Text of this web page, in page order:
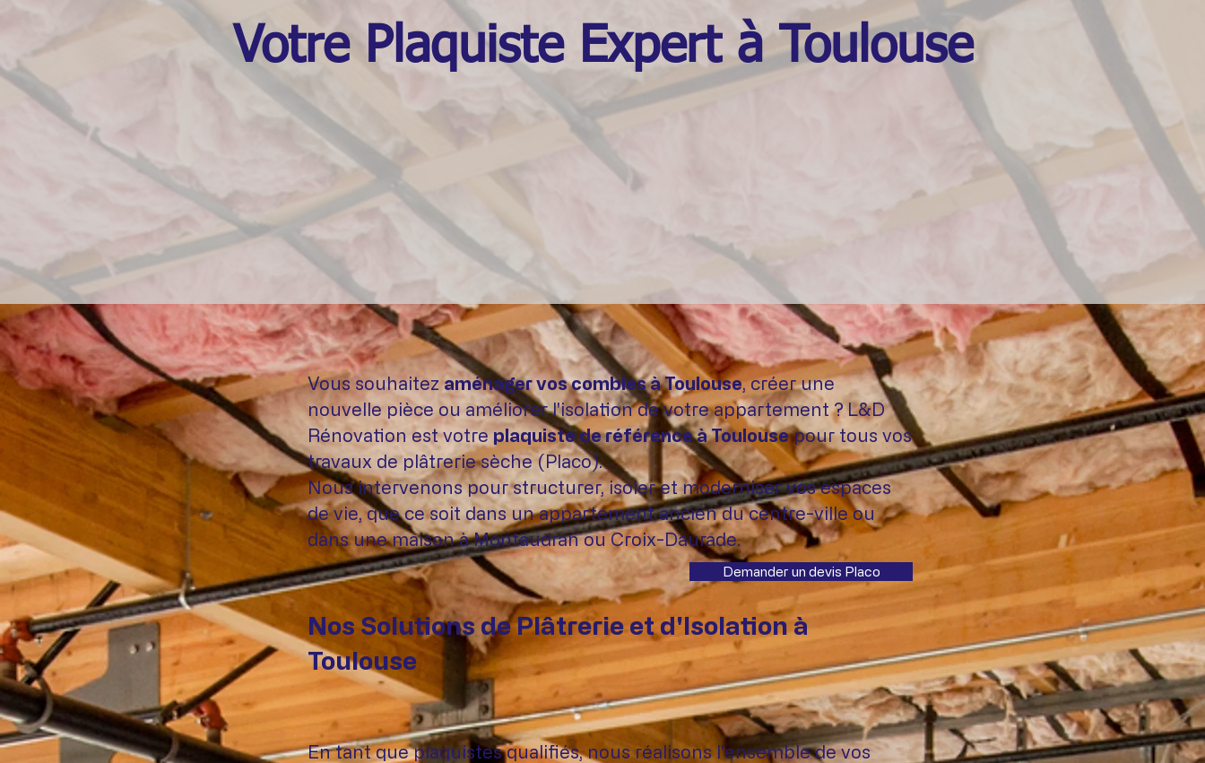
Votre Plaquiste Expert à Toulouse
Vous souhaitezaménager vos combles à Toulouse, créer une
nouvelle pièce ou améliorer l'isolation de votre appartement ? L&D
Rénovation est votreplaquiste de référence à Toulousepour tous vos
travaux de plâtrerie sèche (Placo).
Nous intervenons pour structurer, isoler et moderniser vos espaces
de vie, que ce soit dans un appartement ancien du centre-ville ou
dans une maison à Montaudran ou Croix-Daurade.
Demander un devis Placo
Nos Solutions de Plâtrerie et d'Isolation à
Toulouse
En tant que plaquistes qualifiés, nous réalisons l'ensemble de vos